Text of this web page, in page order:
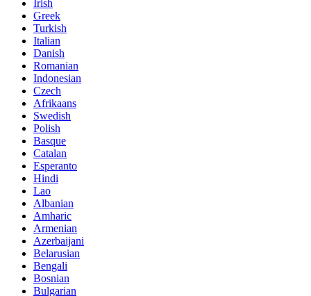
Irish
Greek
Turkish
Italian
Danish
Romanian
Indonesian
Czech
Afrikaans
Swedish
Polish
Basque
Catalan
Esperanto
Hindi
Lao
Albanian
Amharic
Armenian
Azerbaijani
Belarusian
Bengali
Bosnian
Bulgarian